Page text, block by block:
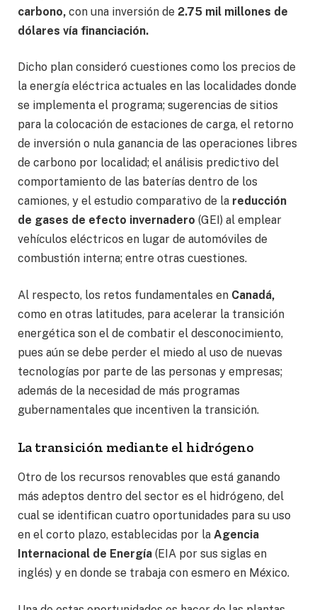
carbono, con una inversión de 2.75 mil millones de
dólares vía financiación.
Dicho plan consideró cuestiones como los precios de
la energía eléctrica actuales en las localidades donde
se implementa el programa; sugerencias de sitios
para la colocación de estaciones de carga, el retorno
de inversión o nula ganancia de las operaciones libres
de carbono por localidad; el análisis predictivo del
comportamiento de las baterías dentro de los
camiones, y el estudio comparativo de la reducción
de gases de efecto invernadero (GEI) al emplear
vehículos eléctricos en lugar de automóviles de
combustión interna; entre otras cuestiones.
Al respecto, los retos fundamentales en Canadá,
como en otras latitudes, para acelerar la transición
energética son el de combatir el desconocimiento,
pues aún se debe perder el miedo al uso de nuevas
tecnologías por parte de las personas y empresas;
además de la necesidad de más programas
gubernamentales que incentiven la transición.
La transición mediante el hidrógeno
Otro de los recursos renovables que está ganando
más adeptos dentro del sector es el hidrógeno, del
cual se identifican cuatro oportunidades para su uso
en el corto plazo, establecidas por la Agencia
Internacional de Energía (EIA por sus siglas en
inglés) y en donde se trabaja con esmero en México.